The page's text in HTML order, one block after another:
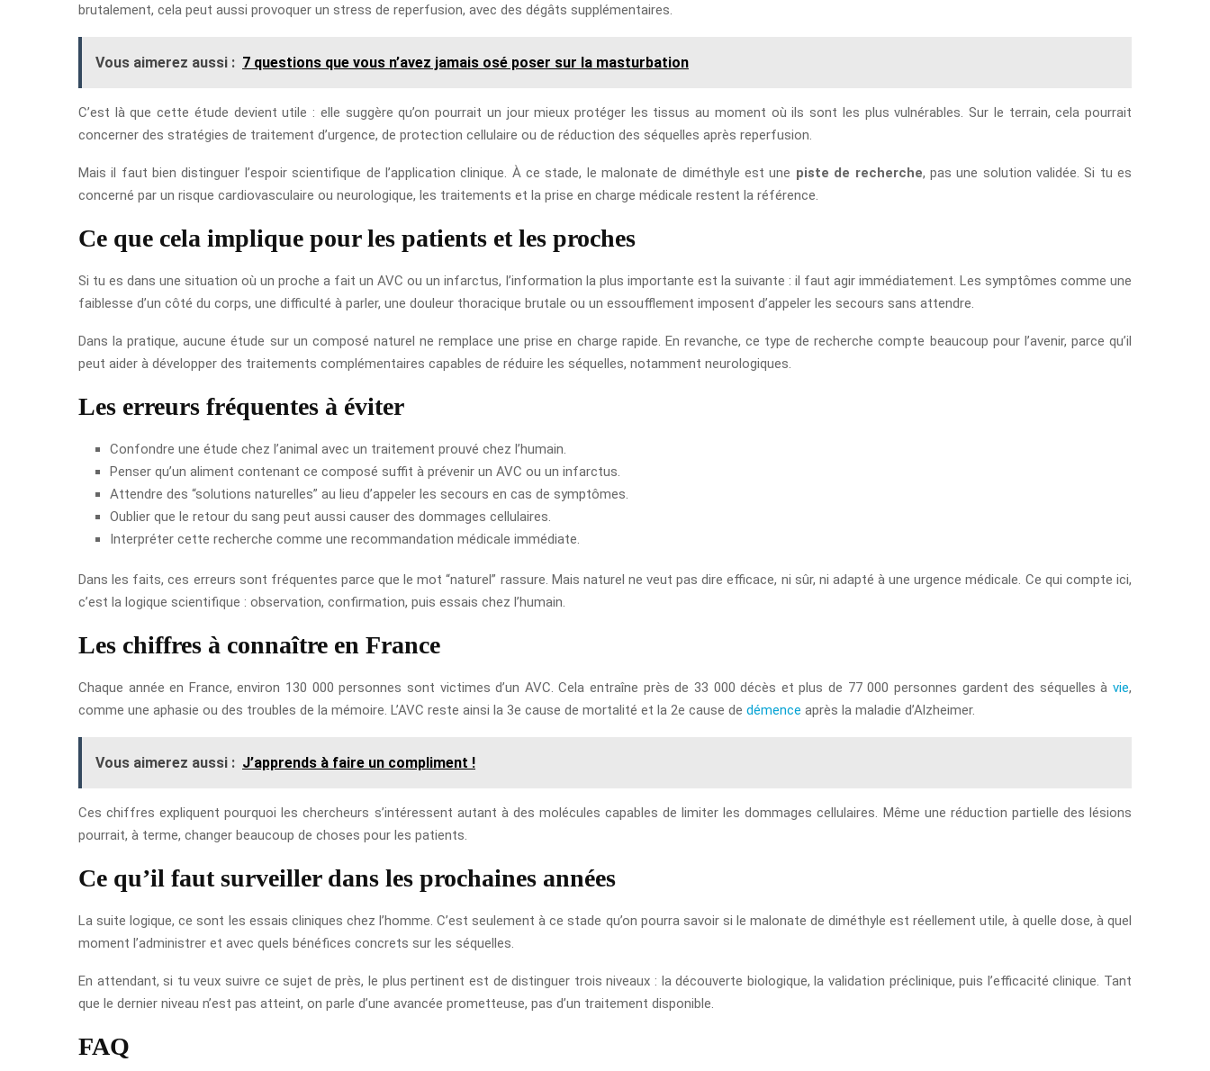
brutalement, cela peut aussi provoquer un stress de reperfusion, avec des dégâts supplémentaires.
Vous aimerez aussi : 7 questions que vous n’avez jamais osé poser sur la masturbation
C’est là que cette étude devient utile : elle suggère qu’on pourrait un jour mieux protéger les tissus au moment où ils sont les plus vulnérables. Sur le terrain, cela pourrait
concerner des stratégies de traitement d’urgence, de protection cellulaire ou de réduction des séquelles après reperfusion.
Mais il faut bien distinguer l’espoir scientifique de l’application clinique. À ce stade, le malonate de diméthyle est une piste de recherche, pas une solution validée. Si tu es
concerné par un risque cardiovasculaire ou neurologique, les traitements et la prise en charge médicale restent la référence.
Ce que cela implique pour les patients et les proches
Si tu es dans une situation où un proche a fait un AVC ou un infarctus, l’information la plus importante est la suivante : il faut agir immédiatement. Les symptômes comme une
faiblesse d’un côté du corps, une difficulté à parler, une douleur thoracique brutale ou un essoufflement imposent d’appeler les secours sans attendre.
Dans la pratique, aucune étude sur un composé naturel ne remplace une prise en charge rapide. En revanche, ce type de recherche compte beaucoup pour l’avenir, parce qu’il
peut aider à développer des traitements complémentaires capables de réduire les séquelles, notamment neurologiques.
Les erreurs fréquentes à éviter
Confondre une étude chez l’animal avec un traitement prouvé chez l’humain.
Penser qu’un aliment contenant ce composé suffit à prévenir un AVC ou un infarctus.
Attendre des “solutions naturelles” au lieu d’appeler les secours en cas de symptômes.
Oublier que le retour du sang peut aussi causer des dommages cellulaires.
Interpréter cette recherche comme une recommandation médicale immédiate.
Dans les faits, ces erreurs sont fréquentes parce que le mot “naturel” rassure. Mais naturel ne veut pas dire efficace, ni sûr, ni adapté à une urgence médicale. Ce qui compte ici,
c’est la logique scientifique : observation, confirmation, puis essais chez l’humain.
Les chiffres à connaître en France
Chaque année en France, environ 130 000 personnes sont victimes d’un AVC. Cela entraîne près de 33 000 décès et plus de 77 000 personnes gardent des séquelles à vie,
comme une aphasie ou des troubles de la mémoire. L’AVC reste ainsi la 3e cause de mortalité et la 2e cause de démence après la maladie d’Alzheimer.
Vous aimerez aussi : J’apprends à faire un compliment !
Ces chiffres expliquent pourquoi les chercheurs s’intéressent autant à des molécules capables de limiter les dommages cellulaires. Même une réduction partielle des lésions
pourrait, à terme, changer beaucoup de choses pour les patients.
Ce qu’il faut surveiller dans les prochaines années
La suite logique, ce sont les essais cliniques chez l’homme. C’est seulement à ce stade qu’on pourra savoir si le malonate de diméthyle est réellement utile, à quelle dose, à quel
moment l’administrer et avec quels bénéfices concrets sur les séquelles.
En attendant, si tu veux suivre ce sujet de près, le plus pertinent est de distinguer trois niveaux : la découverte biologique, la validation préclinique, puis l’efficacité clinique. Tant
que le dernier niveau n’est pas atteint, on parle d’une avancée prometteuse, pas d’un traitement disponible.
FAQ